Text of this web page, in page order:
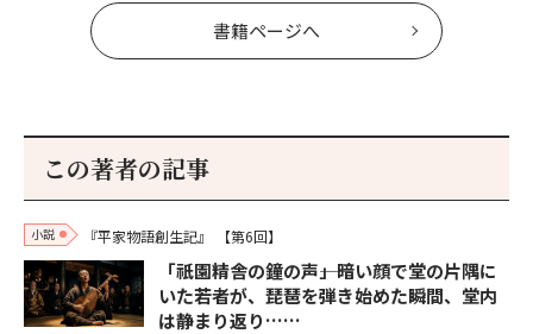
書籍ページへ
この著者の記事
小説 『平家物語創生記』 【第6回】
「祇園精舎の鐘の声――」暗い顔で堂の片隅に
いた若者が、琵琶を弾き始めた瞬間、堂内
は静まり返り……